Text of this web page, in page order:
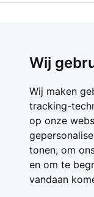
Wij
Wij maken
tracking-
op onze
tonen, om
en om te
vandaan